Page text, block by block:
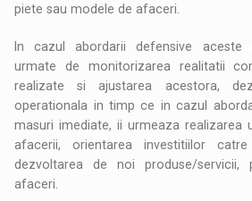
piete sau modele de afaceri.
In cazul abordarii defensive aceste
urmate de monitorizarea realitatii
realizate si ajustarea acestora,
operationala in timp ce in cazul
masuri imediate, ii urmeaza realizarea
afacerii, orientarea investitiilor
dezvoltarea de noi produse/
afaceri.